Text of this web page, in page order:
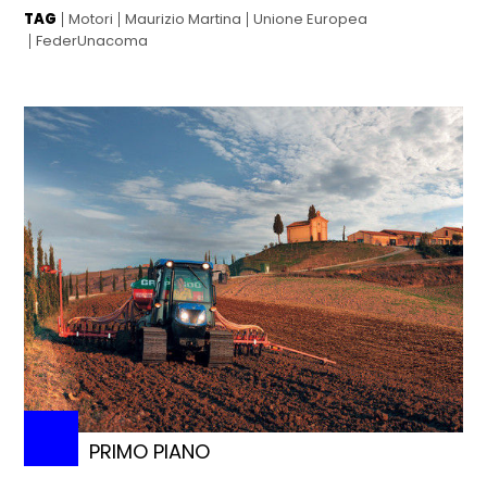
TAG Motori Maurizio Martina
Unione Europea
FederUnacoma
PRIMO PIANO